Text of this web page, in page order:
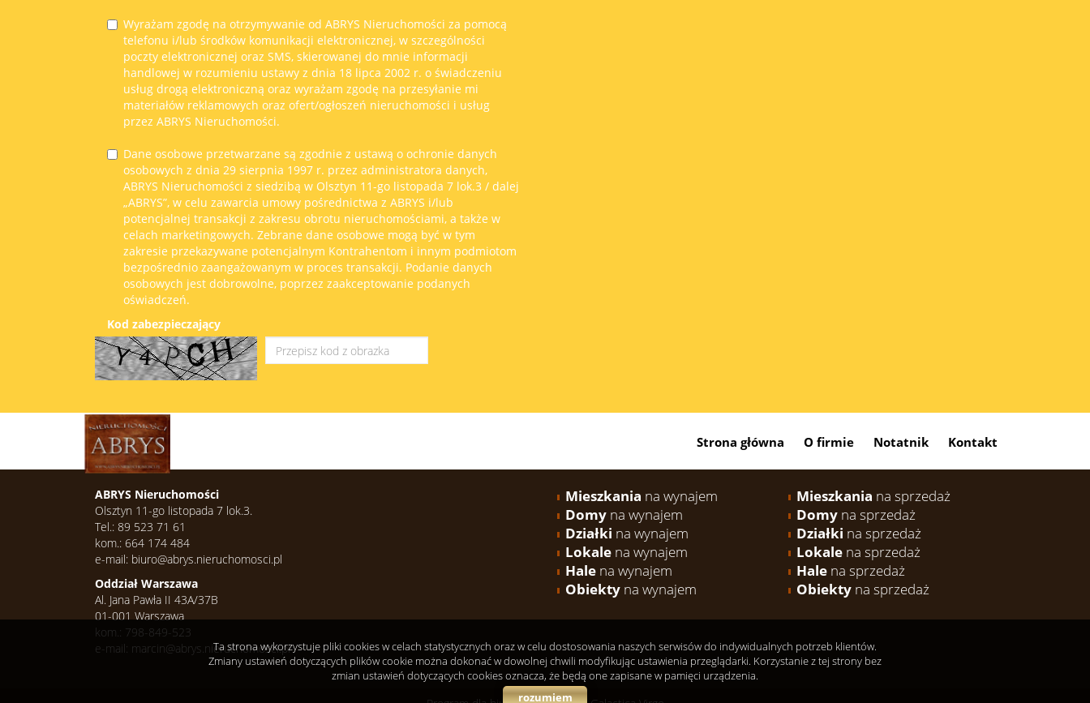
Wyrażam zgodę na otrzymywanie od ABRYS Nieruchomości za pomocą
telefonu i/lub środków komunikacji elektronicznej, w szczególności
poczty elektronicznej oraz SMS, skierowanej do mnie informacji
handlowej w rozumieniu ustawy z dnia 18 lipca 2002 r. o świadczeniu
usług drogą elektroniczną oraz wyrażam zgodę na przesyłanie mi
materiałów reklamowych oraz ofert/ogłoszeń nieruchomości i usług
przez ABRYS Nieruchomości.
Dane osobowe przetwarzane są zgodnie z ustawą o ochronie danych
osobowych z dnia 29 sierpnia 1997 r. przez administratora danych,
ABRYS Nieruchomości z siedzibą w Olsztyn 11-go listopada 7 lok.3 / dalej
„ABRYS”, w celu zawarcia umowy pośrednictwa z ABRYS i/lub
potencjalnej transakcji z zakresu obrotu nieruchomościami, a także w
celach marketingowych. Zebrane dane osobowe mogą być w tym
zakresie przekazywane potencjalnym Kontrahentom i innym podmiotom
bezpośrednio zaangażowanym w proces transakcji. Podanie danych
osobowych jest dobrowolne, poprzez zaakceptowanie podanych
oświadczeń.
Kod zabezpieczający
Strona główna O firmie Notatnik Kontakt
ABRYS Nieruchomości
Olsztyn 11-go listopada 7 lok.3.
Tel.: 89 523 71 61
kom.: 664 174 484
e-mail: biuro@abrys.nieruchomosci.pl
Oddział Warszawa
Al. Jana Pawła II 43A/37B
01-001 Warszawa
kom.: 798-849-523
e-mail: marcin@abrys.nieruchomosci.pl
Mieszkania na wynajem
Domy na wynajem
Działki na wynajem
Lokale na wynajem
Hale na wynajem
Obiekty na wynajem
Mieszkania na sprzedaż
Domy na sprzedaż
Działki na sprzedaż
Lokale na sprzedaż
Hale na sprzedaż
Obiekty na sprzedaż
Ta strona wykorzystuje pliki cookies w celach statystycznych oraz w celu dostosowania naszych serwisów do indywidualnych potrzeb klientów.
Zmiany ustawień dotyczących plików cookie można dokonać w dowolnej chwili modyfikując ustawienia przeglądarki. Korzystanie z tej strony bez
zmian ustawień dotyczących cookies oznacza, że będą one zapisane w pamięci urządzenia.
rozumiem